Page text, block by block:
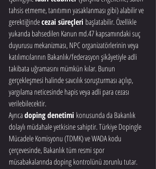
tahsis etmeme, tanıtımın yasaklanması gibi) alabilir ve
gerektiğinde cezai süreçleri başlatabilir. Özellikle
yukarıda bahsedilen Kanun md.47 kapsamındaki suç
duyurusu mekanizması, NPC organizatörlerinin veya
katılımcılarının Bakanlık/federasyon şikâyetiyle adli
takibata uğramasını mümkün kılar. Bunun
gerçekleşmesi halinde savcılık soruşturması açılıp,
yargılama neticesinde hapis veya adli para cezası
verilebilecektir.
Ayrıca doping denetimi konusunda da Bakanlık
dolaylı müdahale yetkisine sahiptir. Türkiye Dopingle
Mücadele Komisyonu (TDMK) ve WADA kodu
çerçevesinde, Bakanlık tüm resmi spor
müsabakalarında doping kontrolünü zorunlu tutar.